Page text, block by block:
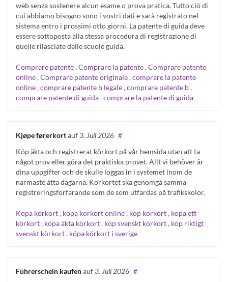
web senza sostenere alcun esame o prova pratica. Tutto ciò di
cui abbiamo bisogno sono i vostri dati e sarà registrato nel
sistema entro i prossimi otto giorni. La patente di guida deve
essere sottoposta alla stessa procedura di registrazione di
quelle rilasciate dalle scuole guida.
Comprare patente , Comprare la patente , Comprare patente
online , Comprare patente originale , comprare la patente
online , comprare patente b legale , comprare patente b ,
comprare patente di guida , comprare la patente di guida
Kjøpe førerkortauf3. Juli 2026 #
Köp äkta och registrerat körkort på vår hemsida utan att ta
något prov eller göra det praktiska provet. Allt vi behöver är
dina uppgifter och de skulle loggas in i systemet inom de
närmaste åtta dagarna. Körkortet ska genomgå samma
registreringsförfarande som de som utfärdas på trafikskolor.
Köpa körkort , köpa körkort online , köp körkort , köpa ett
körkort , köpa äkta körkort , köp svenskt körkort , köp riktigt
svenskt körkort , köpa körkort i sverige
Führerschein kaufenauf3. Juli 2026 #